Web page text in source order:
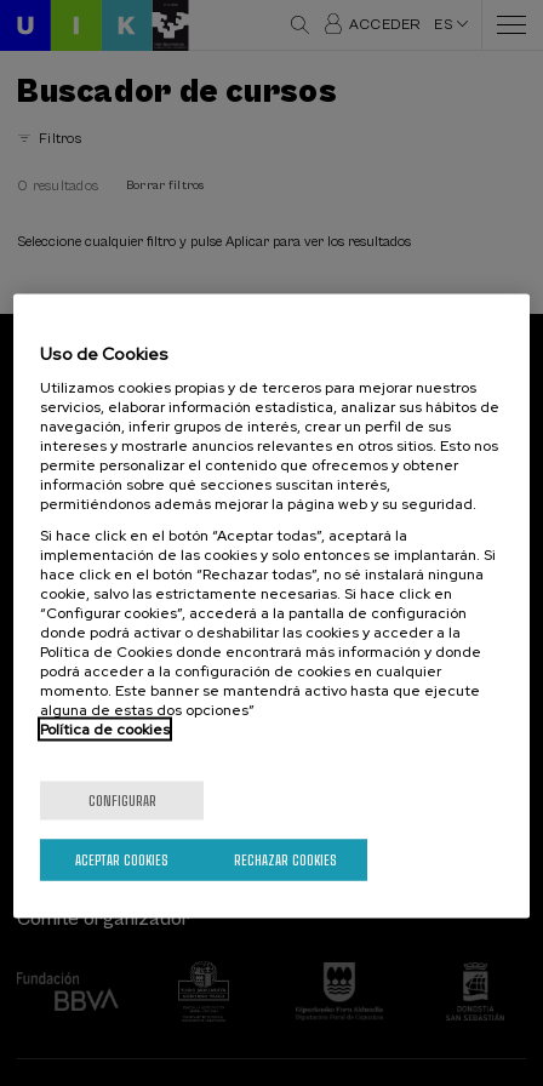
ACCEDER ES
Buscador de cursos
Filtros
0 resultados Borrar filtros
Seleccione cualquier filtro y pulse Aplicar para ver los resultados
Inscríbete para ser el primero/a en recibir las
novedades de UIK.
Suscribirse
Contacto
Palacio Miramar
Paseo de Miraconcha, 48
20007 Donostia / San Sebastián
Gipuzkoa, Spain
Contacta con nosotros
De interés...
Actividades anteriores
Comité organizador
Uso de Cookies
Utilizamos cookies propias y de terceros para mejorar nuestros
servicios, elaborar información estadística, analizar sus hábitos de
navegación, inferir grupos de interés, crear un perfil de sus
intereses y mostrarle anuncios relevantes en otros sitios. Esto nos
permite personalizar el contenido que ofrecemos y obtener
información sobre qué secciones suscitan interés,
permitiéndonos además mejorar la página web y su seguridad.
Si hace click en el botón “Aceptar todas”, aceptará la
implementación de las cookies y solo entonces se implantarán. Si
hace click en el botón “Rechazar todas”, no sé instalará ninguna
cookie, salvo las estrictamente necesarias. Si hace click en
“Configurar cookies”, accederá a la pantalla de configuración
donde podrá activar o deshabilitar las cookies y acceder a la
Política de Cookies donde encontrará más información y donde
podrá acceder a la configuración de cookies en cualquier
momento. Este banner se mantendrá activo hasta que ejecute
alguna de estas dos opciones”
Política de cookies
CONFIGURAR
RECHAZAR COOKIES
ACEPTAR COOKIES